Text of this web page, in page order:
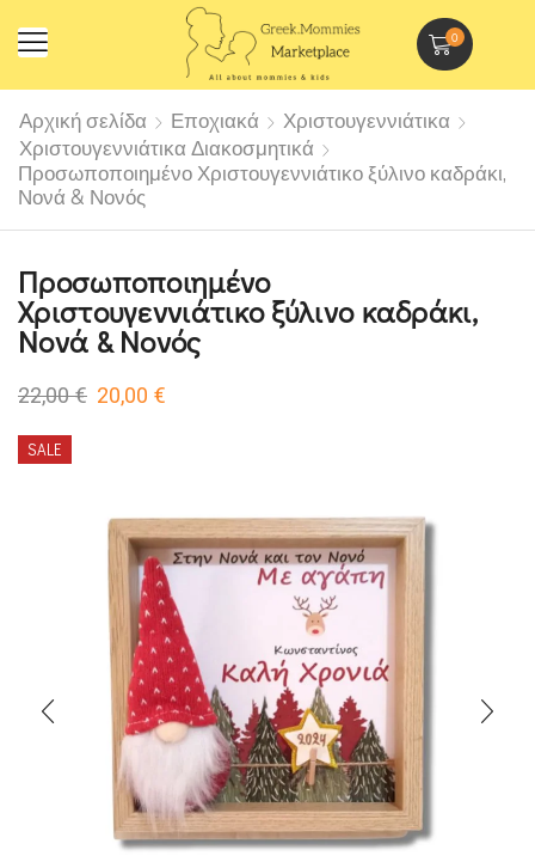
0
Αρχική σελίδα Εποχιακά
Χριστουγεννιάτικα
Χριστουγεννιάτικα Διακοσμητικά
Προσωποποιημένο Χριστουγεννιάτικο ξύλινο καδράκι,
Νονά & Νονός
Προσωποποιημένο
Χριστουγεννιάτικο ξύλινο καδράκι,
Νονά & Νονός
22,00€ 20,00 €
SALE